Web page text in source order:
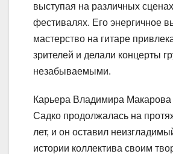
выступая на различных
фестивалях. Его энергичное
мастерство на гитаре
зрителей и делали концерты
незабываемыми.
Карьера Владимира Макарова
Садко продолжалась на
лет, и он оставил
истории коллектива своим